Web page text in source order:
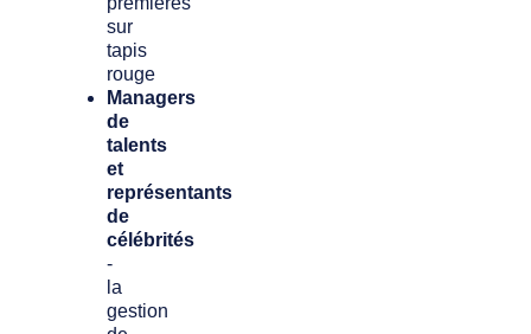
sur
tapis
rouge
Managers
de
talents
et
représentants
de
célébrités
-
la
gestion